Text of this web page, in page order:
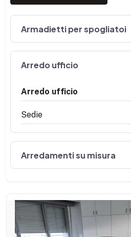
Armadietti per spogliatoi
Arredo ufficio
Arredo ufficio
Sedie
Arredamenti su misura